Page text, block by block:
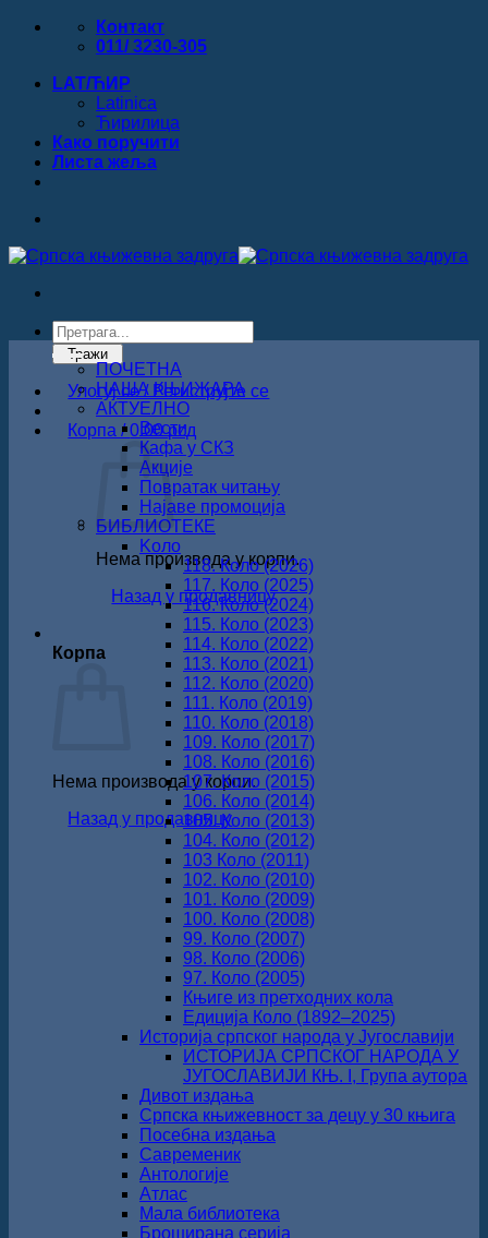
Прескочи
Контакт
011/ 3230-305
LAT/ЋИР
Latinica
Ћирилица
Како поручити
Листa жеља
Products
search
Тражи
Улогуј се / Региструјте се
Корпа /0.00рсд
Нема производа у корпи.
Назад у продавницу
Корпа
Нема производа у корпи.
Назад у продавницу
ПОЧЕТНА
НАША КЊИЖАРА
АКТУЕЛНО
Вести
Кафа у СКЗ
Акције
Повратак читању
Најаве промоција
БИБЛИОТЕКЕ
Koло
118. Коло (2026)
117. Коло (2025)
116. Коло (2024)
115. Коло (2023)
114. Коло (2022)
113. Коло (2021)
112. Коло (2020)
111. Коло (2019)
110. Коло (2018)
109. Коло (2017)
108. Коло (2016)
107. Коло (2015)
106. Коло (2014)
105. Коло (2013)
104. Коло (2012)
103 Коло (2011)
102. Коло (2010)
101. Коло (2009)
100. Коло (2008)
99. Коло (2007)
98. Коло (2006)
97. Коло (2005)
Књиге из претходних кола
Едиција Коло (1892‒2025)
Историја српског народа у Југославији
ИСТОРИЈА СРПСКОГ НАРОДА У
ЈУГОСЛАВИЈИ КЊ. I, Група аутора
Дивот издања
Српска књижевност за децу у 30 књига
Посебна издања
Савременик
Антологије
Атлас
Мала библиотека
Броширана серија